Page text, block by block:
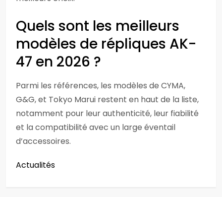
Quels sont les meilleurs
modèles de répliques AK-
47 en 2026 ?
Parmi les références, les modèles de CYMA,
G&G, et Tokyo Marui restent en haut de la liste,
notamment pour leur authenticité, leur fiabilité
et la compatibilité avec un large éventail
d’accessoires.
Actualités